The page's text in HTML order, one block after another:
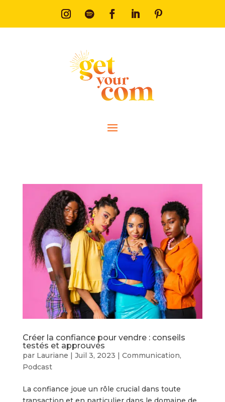
Créer la confiance pour vendre : conseils
testés et approuvés
par Lauriane | Juil 3, 2023 | Communication,
Podcast
La confiance joue un rôle crucial dans toute